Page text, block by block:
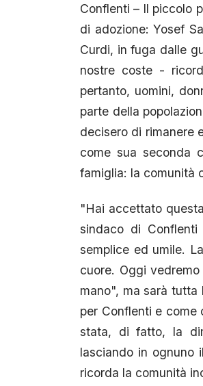
Conflenti – Il piccolo
di adozione: Yosef
Curdi, in fuga dalle
nostre coste -
pertanto, uomini,
parte della
decisero di rimanere
come sua seconda
famiglia: la comunità
"Hai accettato
sindaco di
semplice ed umile.
cuore. Oggi
mano", ma sarà tutta
per Conflenti e
stata, di fatto, la
lasciando in ognuno
ricorda la comunità